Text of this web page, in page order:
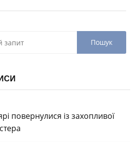
повернулися із захопливої